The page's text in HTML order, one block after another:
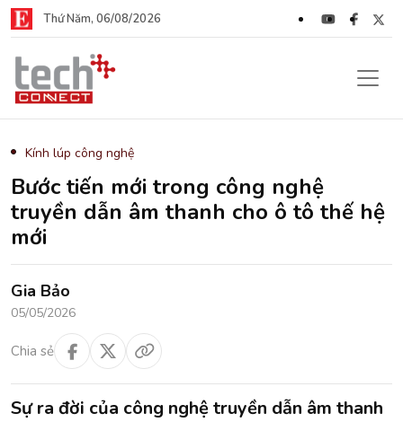
Thứ Năm, 06/08/2026
Kính lúp công nghệ
Bước tiến mới trong công nghệ
truyền dẫn âm thanh cho ô tô thế hệ
mới
Gia Bảo
05/05/2026
Chia sẻ
Sự ra đời của công nghệ truyền dẫn âm thanh